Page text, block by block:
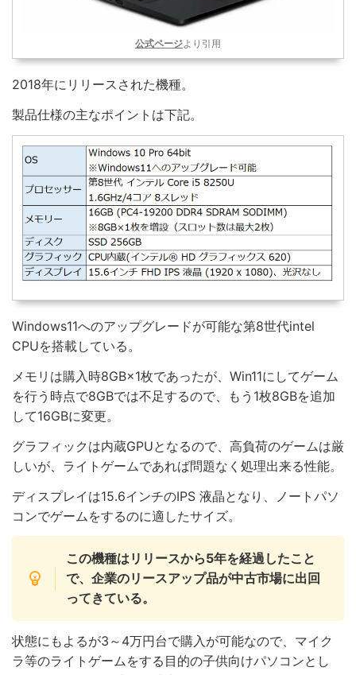
公式ページより引用
2018年にリリースされた機種。
製品仕様の主なポイントは下記。
Windows11へのアップグレードが可能な第8世代intel
CPUを搭載している。
メモリは購入時8GB×1枚であったが、Win11にしてゲーム
を行う時点で8GBでは不足するので、もう1枚8GBを追加
して16GBに変更。
グラフィックは内蔵GPUとなるので、高負荷のゲームは厳
しいが、ライトゲームであれば問題なく処理出来る性能。
ディスプレイは15.6インチのIPS 液晶となり、ノートパソ
コンでゲームをするのに適したサイズ。
この機種はリリースから5年を経過したこと
で、企業のリースアップ品が中古市場に出回
ってきている。
状態にもよるが3～4万円台で購入が可能なので、マイク
ラ等のライトゲームをする目的の子供向けパソコンとし